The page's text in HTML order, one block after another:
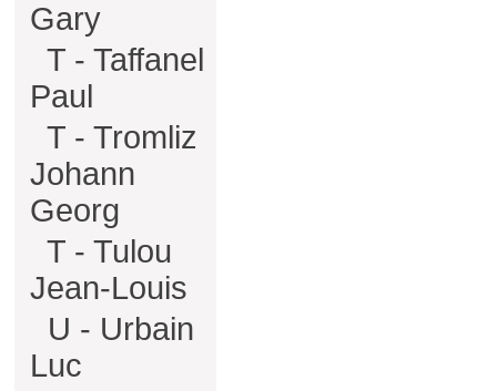
Gary
T - Taffanel
Paul
T - Tromliz
Johann
Georg
T - Tulou
Jean-Louis
U - Urbain
Luc